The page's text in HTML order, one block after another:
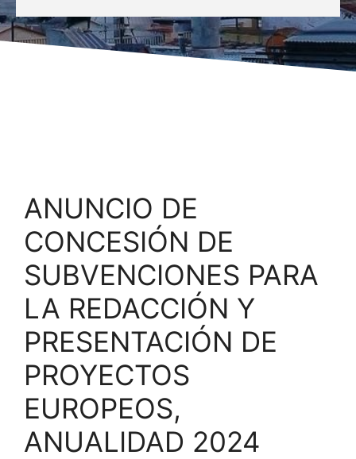
ANUNCIO DE
CONCESIÓN DE
SUBVENCIONES PARA
LA REDACCIÓN Y
PRESENTACIÓN DE
PROYECTOS
EUROPEOS,
ANUALIDAD 2024